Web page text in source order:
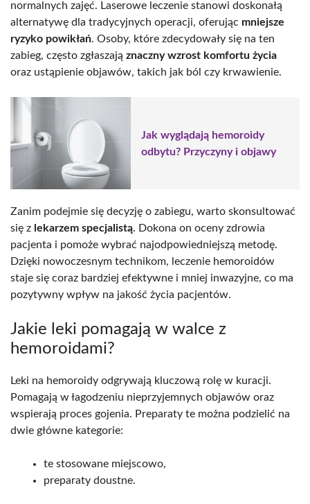
normalnych zajęć. Laserowe leczenie stanowi doskonałą
alternatywę dla tradycyjnych operacji, oferując mniejsze
ryzyko powikłań. Osoby, które zdecydowały się na ten
zabieg, często zgłaszają znaczny wzrost komfortu życia
oraz ustąpienie objawów, takich jak ból czy krwawienie.
Jak wyglądają hemoroidy
odbytu? Przyczyny i objawy
Zanim podejmie się decyzję o zabiegu, warto skonsultować
się z lekarzem specjalistą. Dokona on oceny zdrowia
pacjenta i pomoże wybrać najodpowiedniejszą metodę.
Dzięki nowoczesnym technikom, leczenie hemoroidów
staje się coraz bardziej efektywne i mniej inwazyjne, co ma
pozytywny wpływ na jakość życia pacjentów.
Jakie leki pomagają w walce z
hemoroidami?
Leki na hemoroidy odgrywają kluczową rolę w kuracji.
Pomagają w łagodzeniu nieprzyjemnych objawów oraz
wspierają proces gojenia. Preparaty te można podzielić na
dwie główne kategorie:
te stosowane miejscowo,
preparaty doustne.